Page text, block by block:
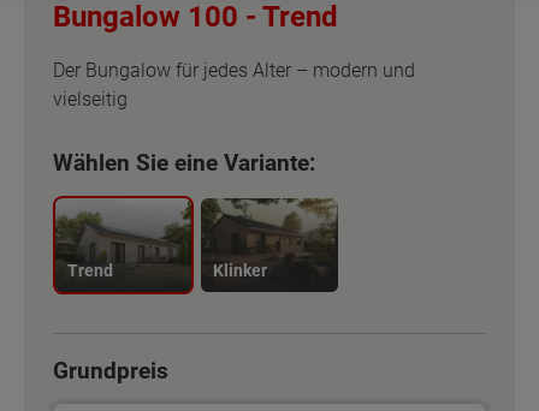
Bungalow 100 - Trend
Der Bungalow für jedes Alter – modern und
vielseitig
Wählen Sie eine Variante:
Trend Klinker
Grundpreis